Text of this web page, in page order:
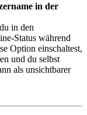
in der
in den
Status während
Option einschaltest,
und du selbst
als unsichtbarer